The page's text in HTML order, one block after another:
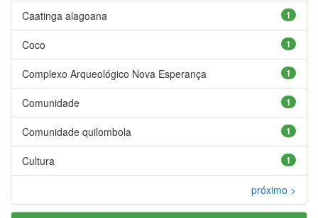
1
Caatinga alagoana
1
Coco
1
Complexo Arqueológico Nova Esperança
1
Comunidade
1
Comunidade quilombola
1
Cultura
próximo >